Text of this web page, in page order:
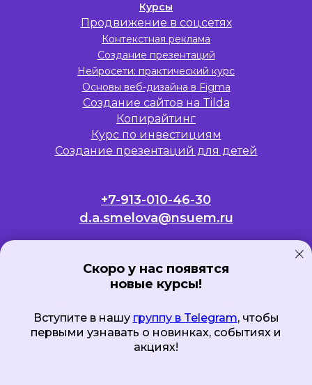
Скоро у нас появятся
новые курсы!
Вступите в нашу группу в Telegram, чтобы
первыми узнавать о новинках, событиях и
акциях!
Курсы
Продвижение в соцсетях
Контекстная реклама
Создание презентаций
Нейросети: практический курс
Основы веб-дизайна в Figma
Создание сайтов на Tilda
Копирайтинг
Курс по инвестициям
Создание презентаций для детей
+7-913-010-46-30
d.a.smelova@nsuem.ru
630099, г. Новосибирск
ул. Каменская, 56
КПП 540601001
Реквизиты
Политика конфиденциальности